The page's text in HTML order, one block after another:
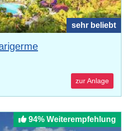
sehr beliebt
zur Anlage
94% Weiterempfehlung